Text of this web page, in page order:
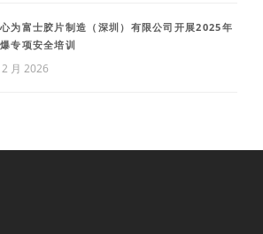
为富士胶片制造（深圳）有限公司开展2025年
专项安全培训
月 2026